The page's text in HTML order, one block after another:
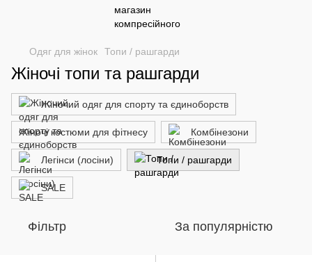
Одяг для жінок Топи / рашгарди
Жіночі топи та рашгарди
Жіночий одяг для спорту та єдиноборств
Жіночі костюми для фітнесу Комбінезони
Легінси (лосіни) Топи / рашгарди
SALE
Фільтр За популярністю